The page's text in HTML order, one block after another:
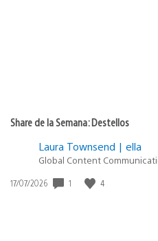
Share de la Semana: Destellos
Laura Townsend | ella
Global Content
Fecha
17/07/2026 1 4